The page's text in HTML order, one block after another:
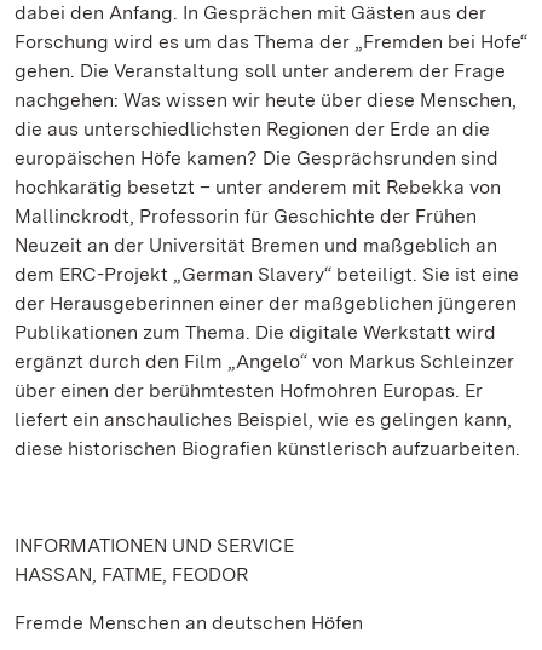
dabei den Anfang. In Gesprächen mit Gästen aus der
Forschung wird es um das Thema der „Fremden bei Hofe“
gehen. Die Veranstaltung soll unter anderem der Frage
nachgehen: Was wissen wir heute über diese Menschen,
die aus unterschiedlichsten Regionen der Erde an die
europäischen Höfe kamen? Die Gesprächsrunden sind
hochkarätig besetzt – unter anderem mit Rebekka von
Mallinckrodt, Professorin für Geschichte der Frühen
Neuzeit an der Universität Bremen und maßgeblich an
dem ERC-Projekt „German Slavery“ beteiligt. Sie ist eine
der Herausgeberinnen einer der maßgeblichen jüngeren
Publikationen zum Thema. Die digitale Werkstatt wird
ergänzt durch den Film „Angelo“ von Markus Schleinzer
über einen der berühmtesten Hofmohren Europas. Er
liefert ein anschauliches Beispiel, wie es gelingen kann,
diese historischen Biografien künstlerisch aufzuarbeiten.
INFORMATIONEN UND SERVICE
HASSAN, FATME, FEODOR
Fremde Menschen an deutschen Höfen